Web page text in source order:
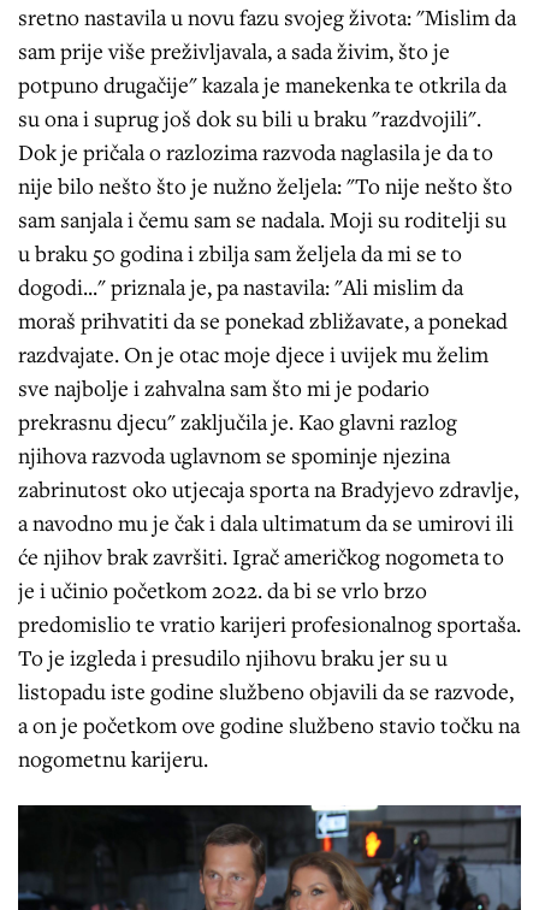
sretno nastavila u novu fazu svojeg života: "Mislim da
sam prije više preživljavala, a sada živim, što je
potpuno drugačije" kazala je manekenka te otkrila da
su ona i suprug još dok su bili u braku "razdvojili".
Dok je pričala o razlozima razvoda naglasila je da to
nije bilo nešto što je nužno željela: "To nije nešto što
sam sanjala i čemu sam se nadala. Moji su roditelji su
u braku 50 godina i zbilja sam željela da mi se to
dogodi..." priznala je, pa nastavila: "Ali mislim da
moraš prihvatiti da se ponekad zbližavate, a ponekad
razdvajate. On je otac moje djece i uvijek mu želim
sve najbolje i zahvalna sam što mi je podario
prekrasnu djecu" zaključila je. Kao glavni razlog
njihova razvoda uglavnom se spominje njezina
zabrinutost oko utjecaja sporta na Bradyjevo zdravlje,
a navodno mu je čak i dala ultimatum da se umirovi ili
će njihov brak završiti. Igrač američkog nogometa to
je i učinio početkom 2022. da bi se vrlo brzo
predomislio te vratio karijeri profesionalnog sportaša.
To je izgleda i presudilo njihovu braku jer su u
listopadu iste godine službeno objavili da se razvode,
a on je početkom ove godine službeno stavio točku na
nogometnu karijeru.